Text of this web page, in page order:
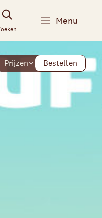
Menu
Prijzen Bestellen